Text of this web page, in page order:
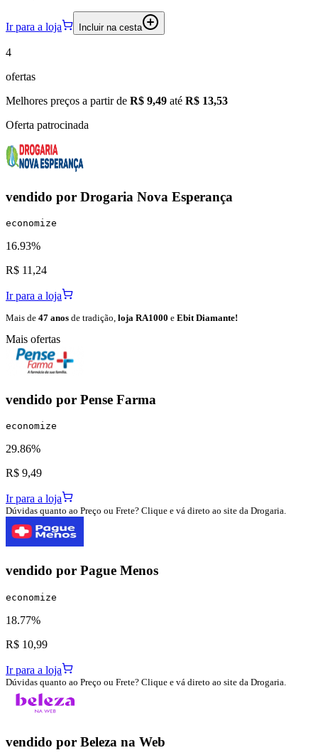
Ir para a loja Incluir na cesta
4
ofertas
Melhores preços a partir de R$ 9,49 até R$ 13,53
Oferta patrocinada
vendido por Drogaria Nova Esperança
economize
16.93%
R$ 11,24
Ir para a loja
Mais de 47 anos de tradição, loja RA1000 e Ebit Diamante!
Mais ofertas
vendido por Pense Farma
economize
29.86%
R$ 9,49
Ir para a loja
Dúvidas quanto ao Preço ou Frete? Clique e vá direto ao site da Drogaria.
vendido por Pague Menos
economize
18.77%
R$ 10,99
Ir para a loja
Dúvidas quanto ao Preço ou Frete? Clique e vá direto ao site da Drogaria.
vendido por Beleza na Web